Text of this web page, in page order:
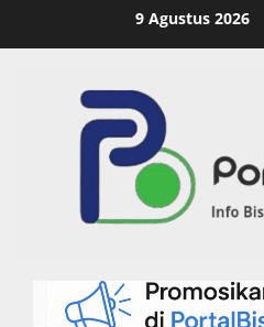
9 Agustus 2026